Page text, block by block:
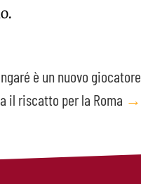
è un nuovo giocatore
il riscatto per la Roma →